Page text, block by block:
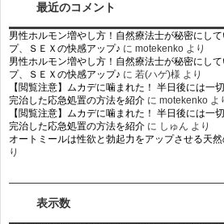
最近のコメント
男性ホルモン増やし方！自然療法士が秘密にし
プ、ＳＥＸの快感アップ♪ に motekenko より
男性ホルモン増やし方！自然療法士が秘密にし
プ、ＳＥＸの快感アップ♪ に 若(ハゲ)様 より
【閲覧注意】ムカデに噛まれた！ 半日後には一
完治した応急処置の方法を紹介 に motekenko よ
【閲覧注意】ムカデに噛まれた！ 半日後には一
完治した応急処置の方法を紹介 に しゅん より
オートミールは性欲と勃起力をアップさせる天然
り
表示数